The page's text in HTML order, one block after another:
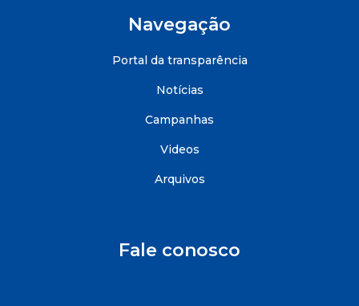
Navegação
Portal da transparência
Notícias
Campanhas
Videos
Arquivos
Fale conosco